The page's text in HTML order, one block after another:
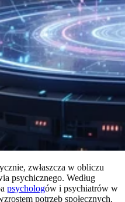
zwłaszcza w obliczu
psychicznego. Według
psychologów i psychiatrów w
potrzeb społecznych.